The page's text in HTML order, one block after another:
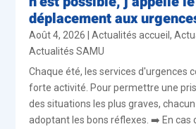
déplacement aux
Août 4, 2026 |Actualités accueil,
Actualités SAMU
Chaque été, les services d'urgences
forte activité. Pour permettre une
des situations les plus graves,
adoptant les bons réflexes. ➡️ En cas